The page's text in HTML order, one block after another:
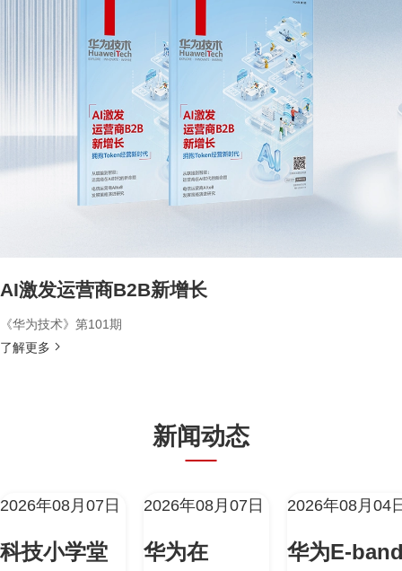
AI激发运营商B2B新增长
《华为技术》第101期
了解更多
新闻动态
2026年08月07日
科技小学堂
2026年08月07日
华为在
2026年08月04
华为E-